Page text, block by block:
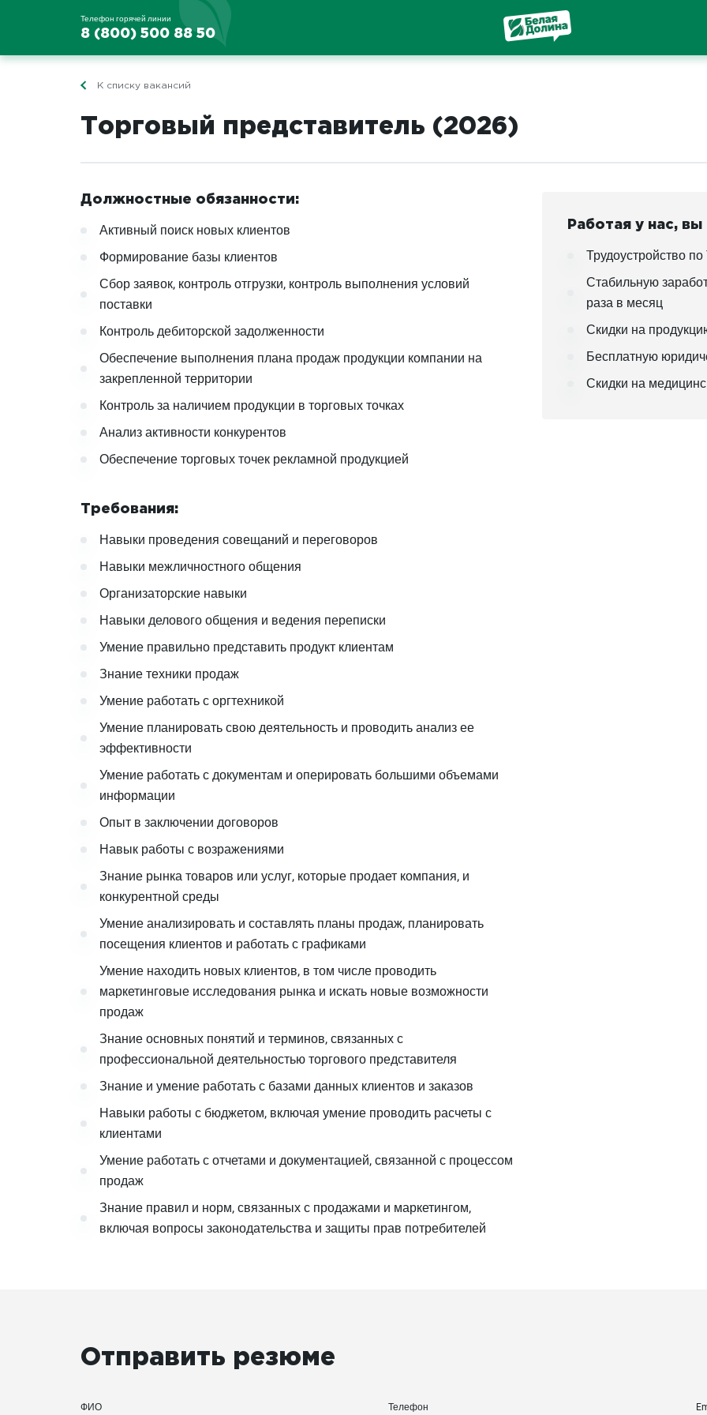
Телефон горячей линии
8 (800) 500 88 50
К списку вакансий
Торговый представитель (2026)
Должностные обязанности:
Активный поиск новых клиентов
Формирование базы клиентов
Сбор заявок, контроль отгрузки, контроль выполнения условий
поставки
Контроль дебиторской задолженности
Обеспечение выполнения плана продаж продукции компании на
закрепленной территории
Контроль за наличием продукции в торговых точках
Анализ активности конкурентов
Обеспечение торговых точек рекламной продукцией
Требования:
Навыки проведения совещаний и переговоров
Навыки межличностного общения
Организаторские навыки
Навыки делового общения и ведения переписки
Умение правильно представить продукт клиентам
Знание техники продаж
Умение работать с оргтехникой
Умение планировать свою деятельность и проводить анализ ее
эффективности
Умение работать с документам и оперировать большими объемами
информации
Опыт в заключении договоров
Навык работы с возражениями
Знание рынка товаров или услуг, которые продает компания, и
конкурентной среды
Умение анализировать и составлять планы продаж, планировать
посещения клиентов и работать с графиками
Умение находить новых клиентов, в том числе проводить
маркетинговые исследования рынка и искать новые возможности
продаж
Знание основных понятий и терминов, связанных с
профессиональной деятельностью торгового представителя
Знание и умение работать с базами данных клиентов и заказов
Навыки работы с бюджетом, включая умение проводить расчеты с
клиентами
Умение работать с отчетами и документацией, связанной с процессом
продаж
Знание правил и норм, связанных с продажами и маркетингом,
включая вопросы законодательства и защиты прав потребителей
Работая у нас,
Трудоустройство
Стабильную
раза в месяц
Скидки на
Бесплатную
Скидки на
Отправить резюме
ФИО Телефон